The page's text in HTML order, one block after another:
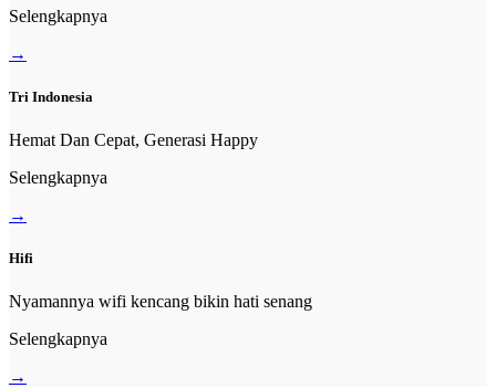
Selengkapnya
→
Tri Indonesia
Hemat Dan Cepat, Generasi Happy
Selengkapnya
→
Hifi
Nyamannya wifi kencang bikin hati senang
Selengkapnya
→